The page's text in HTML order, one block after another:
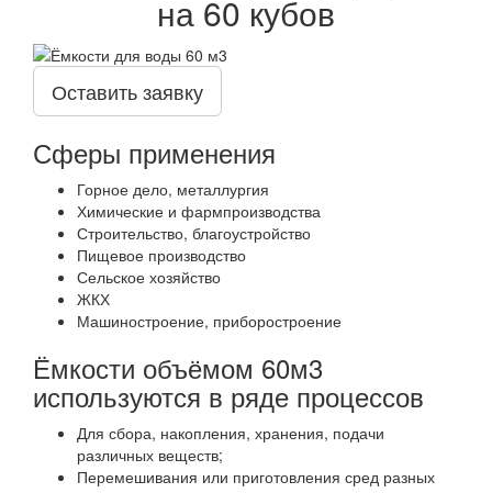
на 60 кубов
Оставить заявку
Сферы применения
Горное дело, металлургия
Химические и фармпроизводства
Строительство, благоустройство
Пищевое производство
Сельское хозяйство
ЖКХ
Машиностроение, приборостроение
Ёмкости объёмом 60м3
используются в ряде процессов
Для сбора, накопления, хранения, подачи
различных веществ;
Перемешивания или приготовления сред разных